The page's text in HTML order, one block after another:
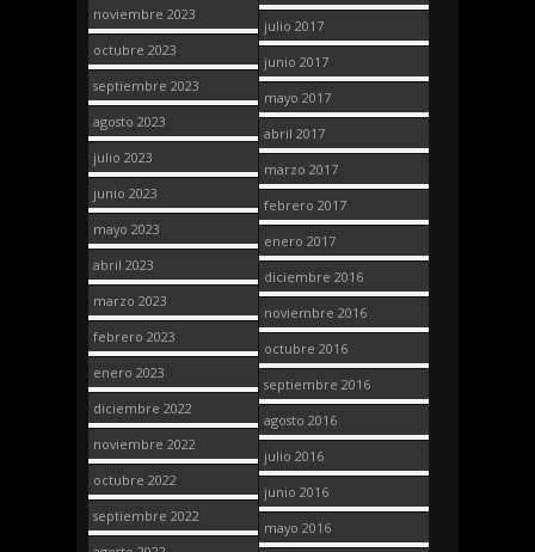
noviembre 2023
octubre 2023
septiembre 2023
agosto 2023
julio 2023
junio 2023
mayo 2023
abril 2023
marzo 2023
febrero 2023
enero 2023
diciembre 2022
noviembre 2022
octubre 2022
septiembre 2022
julio 2017
junio 2017
mayo 2017
abril 2017
marzo 2017
febrero 2017
enero 2017
diciembre 2016
noviembre 2016
octubre 2016
septiembre 2016
agosto 2016
julio 2016
junio 2016
mayo 2016